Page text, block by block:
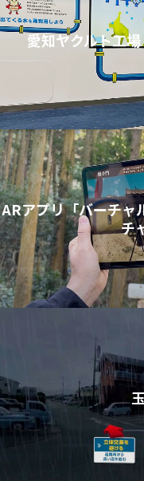
愛知ヤクルト工
ARアプリ「バーチ
チ